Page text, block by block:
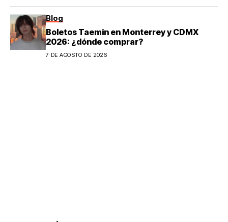
Blog
Boletos Taemin en Monterrey y CDMX
2026: ¿dónde comprar?
7 DE AGOSTO DE 2026